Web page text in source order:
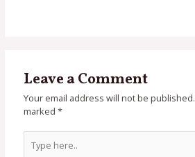
Leave a Comment
Your email address will not be published.
marked*
here..